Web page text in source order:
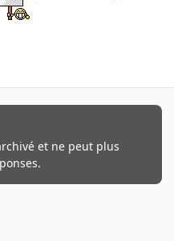
et ne peut plus